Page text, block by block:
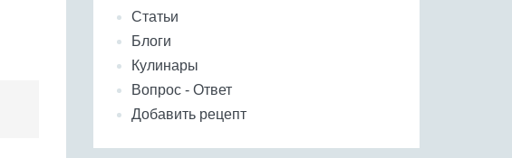
Статьи
Блоги
Кулинары
Вопрос - Ответ
Добавить рецепт